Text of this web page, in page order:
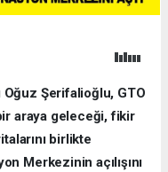
Oğuz Şerifalioğlu, GTO
araya geleceği, fikir
birlikte
Merkezinin açılışını